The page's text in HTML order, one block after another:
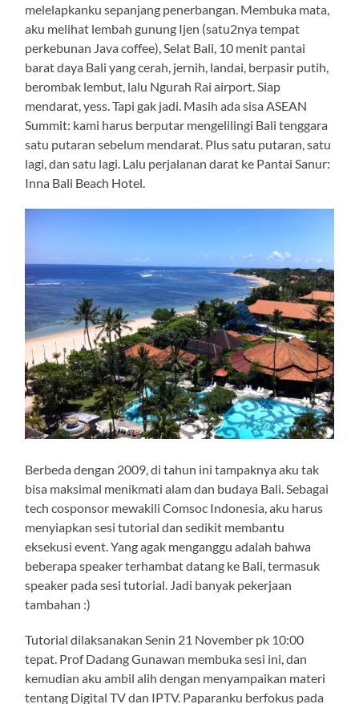
melelapkanku sepanjang penerbangan. Membuka mata,
aku melihat lembah gunung Ijen (satu2nya tempat
perkebunan Java coffee), Selat Bali, 10 menit pantai
barat daya Bali yang cerah, jernih, landai, berpasir putih,
berombak lembut, lalu Ngurah Rai airport. Siap
mendarat, yess. Tapi gak jadi. Masih ada sisa ASEAN
Summit: kami harus berputar mengelilingi Bali tenggara
satu putaran sebelum mendarat. Plus satu putaran, satu
lagi, dan satu lagi. Lalu perjalanan darat ke Pantai Sanur:
Inna Bali Beach Hotel.
Berbeda dengan 2009, di tahun ini tampaknya aku tak
bisa maksimal menikmati alam dan budaya Bali. Sebagai
tech cosponsor mewakili Comsoc Indonesia, aku harus
menyiapkan sesi tutorial dan sedikit membantu
eksekusi event. Yang agak menganggu adalah bahwa
beberapa speaker terhambat datang ke Bali, termasuk
speaker pada sesi tutorial. Jadi banyak pekerjaan
tambahan :)
Tutorial dilaksanakan Senin 21 November pk 10:00
tepat. Prof Dadang Gunawan membuka sesi ini, dan
kemudian aku ambil alih dengan menyampaikan materi
tentang Digital TV dan IPTV. Paparanku berfokus pada